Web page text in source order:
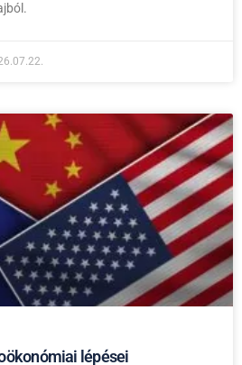
lépései